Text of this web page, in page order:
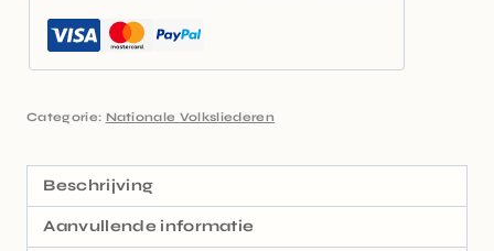
Categorie: Nationale Volksliederen
Beschrijving
Aanvullende informatie